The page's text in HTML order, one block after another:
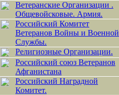
Ветеранские Организации .
Общевойсковые. Армия.
Российский Комитет
Ветеранов Войны и Военной
Службы.
Религиозные Организации.
Российский союз Ветеранов
Афганистана
Российский Наградной
Комитет.